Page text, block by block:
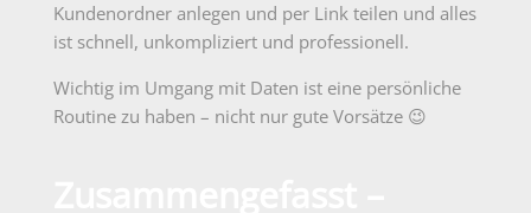
Kundenordner anlegen und per Link teilen und alles
ist schnell, unkompliziert und professionell.
Wichtig im Umgang mit Daten ist eine persönliche
Routine zu haben – nicht nur gute Vorsätze 😉